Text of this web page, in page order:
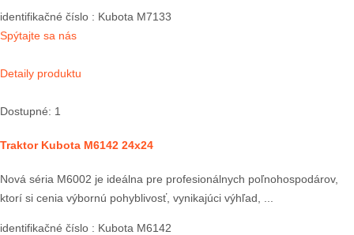
identifikačné číslo : Kubota M7133
Spýtajte sa nás
Detaily produktu
Dostupné: 1
Traktor Kubota M6142 24x24
Nová séria M6002 je ideálna pre profesionálnych poľnohospodárov,
ktorí si cenia výbornú pohyblivosť, vynikajúci výhľad, ...
identifikačné číslo : Kubota M6142